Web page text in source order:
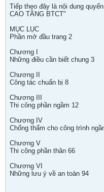
Tiếp theo đây là nội dung
CAO TẦNG BTCT"
MỤC LỤC
Phần mở đầu trang 2
Chương I
Những điều cần biết chung 3
Chương II
Công tác chuẩn bị 8
Chương III
Thi công phần ngầm 12
Chương IV
Chống thấm cho công trình
Chương V
Thi công phần thân 66
Chương VI
Những lưu ý về an toàn 94